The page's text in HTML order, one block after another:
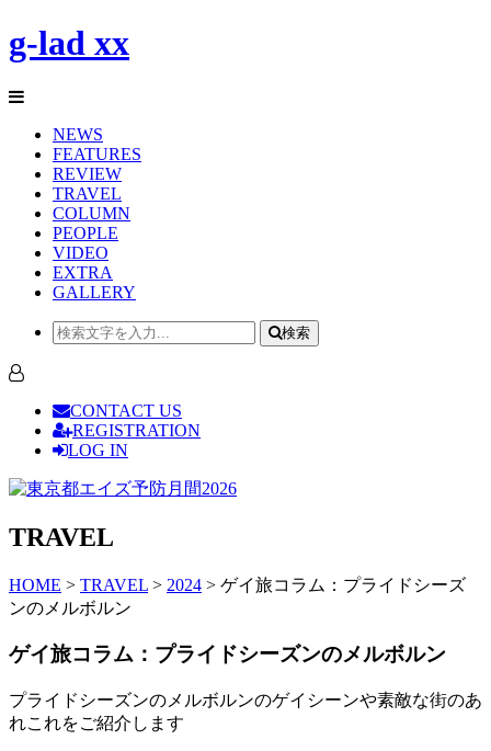
g-lad xx
NEWS
FEATURES
REVIEW
TRAVEL
COLUMN
PEOPLE
VIDEO
EXTRA
GALLERY
検索
CONTACT US
REGISTRATION
LOG IN
TRAVEL
HOME > TRAVEL > 2024 > ゲイ旅コラム：プライドシーズ
ンのメルボルン
ゲイ旅コラム：プライドシーズンのメルボルン
プライドシーズンのメルボルンのゲイシーンや素敵な街のあ
れこれをご紹介します